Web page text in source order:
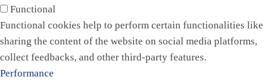
Functional
Functional cookies help to perform certain functionalities like
sharing the content of the website on social media platforms,
collect feedbacks, and other third-party features.
Performance